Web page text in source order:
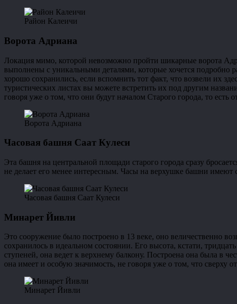
Район Калеичи
Ворота Адриана
Локация мимо, которой невозможно пройти шикарные ворота
выполнены с уникальными деталями, которые хочется подробно
хорошо сохранились, если вспомнить тот факт, что возвели их
туристических листах вы можете встретить их под другим
говоря уже о том, что они будут началом Старого города, то есть
Ворота Адриана
Часовая башня Саат Кулеси
Эта башня на центральной площади старого города сразу
не делает его менее интересным. Часы на верхушке башни
Часовая башня Саат Кулеси
Минарет Йивли
Это сооружение было построено в 13 веке, оно величественно
сохранилось в идеальном состоянии. Его высота, кстати,
ступеней, она ведет к верхнему балкону. Построена она была в
она имеет и особую значимость, не говоря уже о том, что сверху
Минарет Йивли